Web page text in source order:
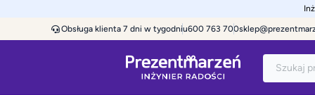
Obsługa klienta 7 dni w tygodniu600 763 700